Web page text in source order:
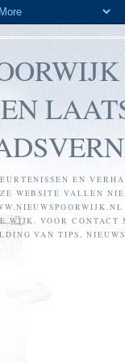
EN
WEBSITE VALLEN
WIJK. VOOR CONTACT
VAN TIPS,